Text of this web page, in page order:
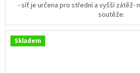
- síť je určena pro střední a vyšší zátěž-
soutěže.
Skladem